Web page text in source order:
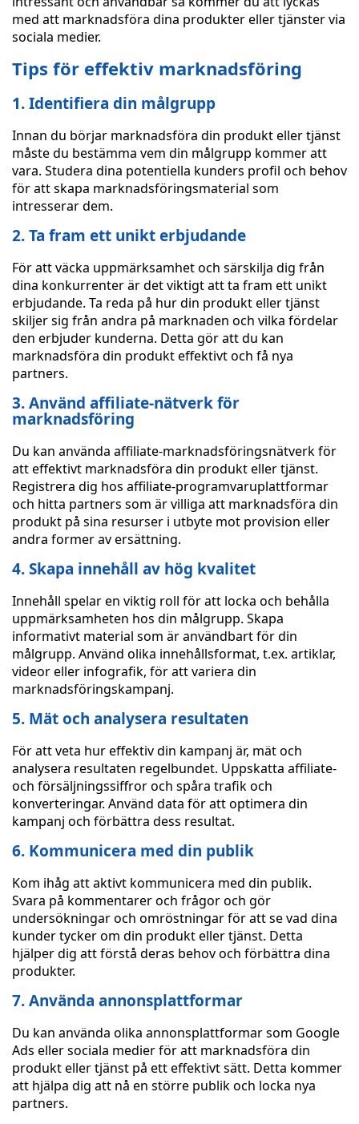
med att marknadsföra dina produkter eller tjänster via
sociala medier.
Tips för effektiv marknadsföring
1. Identifiera din målgrupp
Innan du börjar marknadsföra din produkt eller tjänst
måste du bestämma vem din målgrupp kommer att
vara. Studera dina potentiella kunders profil och behov
för att skapa marknadsföringsmaterial som
intresserar dem.
2. Ta fram ett unikt erbjudande
För att väcka uppmärksamhet och särskilja dig från
dina konkurrenter är det viktigt att ta fram ett unikt
erbjudande. Ta reda på hur din produkt eller tjänst
skiljer sig från andra på marknaden och vilka fördelar
den erbjuder kunderna. Detta gör att du kan
marknadsföra din produkt effektivt och få nya
partners.
3. Använd affiliate-nätverk för
marknadsföring
Du kan använda affiliate-marknadsföringsnätverk för
att effektivt marknadsföra din produkt eller tjänst.
Registrera dig hos affiliate-programvaruplattformar
och hitta partners som är villiga att marknadsföra din
produkt på sina resurser i utbyte mot provision eller
andra former av ersättning.
4. Skapa innehåll av hög kvalitet
Innehåll spelar en viktig roll för att locka och behålla
uppmärksamheten hos din målgrupp. Skapa
informativt material som är användbart för din
målgrupp. Använd olika innehållsformat, t.ex. artiklar,
videor eller infografik, för att variera din
marknadsföringskampanj.
5. Mät och analysera resultaten
För att veta hur effektiv din kampanj är, mät och
analysera resultaten regelbundet. Uppskatta affiliate-
och försäljningssiffror och spåra trafik och
konverteringar. Använd data för att optimera din
kampanj och förbättra dess resultat.
6. Kommunicera med din publik
Kom ihåg att aktivt kommunicera med din publik.
Svara på kommentarer och frågor och gör
undersökningar och omröstningar för att se vad dina
kunder tycker om din produkt eller tjänst. Detta
hjälper dig att förstå deras behov och förbättra dina
produkter.
7. Använda annonsplattformar
Du kan använda olika annonsplattformar som Google
Ads eller sociala medier för att marknadsföra din
produkt eller tjänst på ett effektivt sätt. Detta kommer
att hjälpa dig att nå en större publik och locka nya
partners.